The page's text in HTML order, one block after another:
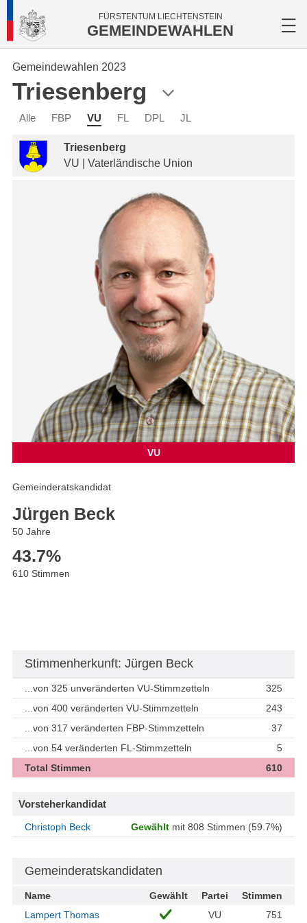
FÜRSTENTUM LIECHTENSTEIN
GEMEINDEWAHLEN
Gemeindewahlen 2023
Triesenberg
Alle FBP VU FL DPL JL
Triesenberg
VU | Vaterländische Union
VU
Gemeinderatskandidat
Jürgen Beck
50 Jahre
43.7%
610 Stimmen
Stimmenherkunft: Jürgen Beck
...von 325 unveränderten VU-Stimmzetteln
325
...von 400 veränderten VU-Stimmzetteln
243
...von 317 veränderten FBP-Stimmzetteln
37
...von 54 veränderten FL-Stimmzetteln
5
Total Stimmen
610
Vorsteherkandidat
Christoph Beck Gewählt mit 808 Stimmen (59.7%)
Gemeinderatskandidaten
Name Gewählt Partei
Stimmen
Lampert Thomas
VU 751